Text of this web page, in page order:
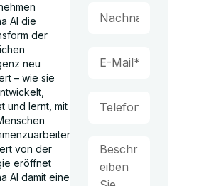
AI die
der
neu
– wie sie
und lernt, mit
von der
eröffnet
AI damit eine